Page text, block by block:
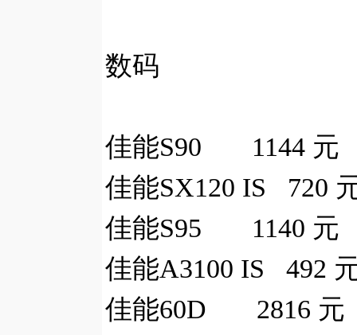
数码
佳能S90 1144 元
佳能SX120 IS 720
佳能S95 1140 元
佳能A3100 IS 492
佳能60D 2816 元